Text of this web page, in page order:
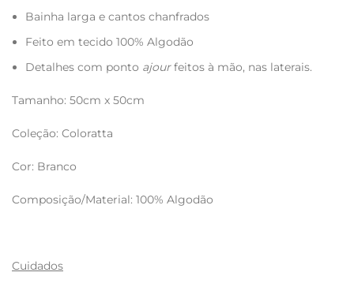
Bainha larga e cantos chanfrados
Feito em tecido 100% Algodão
Detalhes com ponto ajourfeitos à mão, nas laterais.
Tamanho: 50cm x 50cm
Coleção: Coloratta
Cor: Branco
Composição/Material: 100% Algodão
Cuidados